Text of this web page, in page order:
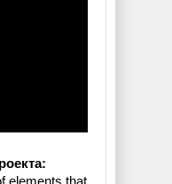
elements that